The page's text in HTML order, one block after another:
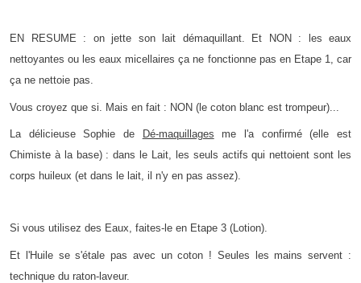
EN RESUME : on jette son lait démaquillant. Et NON : les eaux
nettoyantes ou les eaux micellaires ça ne fonctionne pas en Etape 1, car
ça ne nettoie pas.
Vous croyez que si. Mais en fait : NON (le coton blanc est trompeur)...
La délicieuse Sophie de Dé-maquillages me l'a confirmé (elle est
Chimiste à la base) : dans le Lait, les seuls actifs qui nettoient sont les
corps huileux (et dans le lait, il n'y en pas assez).
Si vous utilisez des Eaux, faites-le en Etape 3 (Lotion).
Et l'Huile se s'étale pas avec un coton ! Seules les mains servent :
technique du raton-laveur.